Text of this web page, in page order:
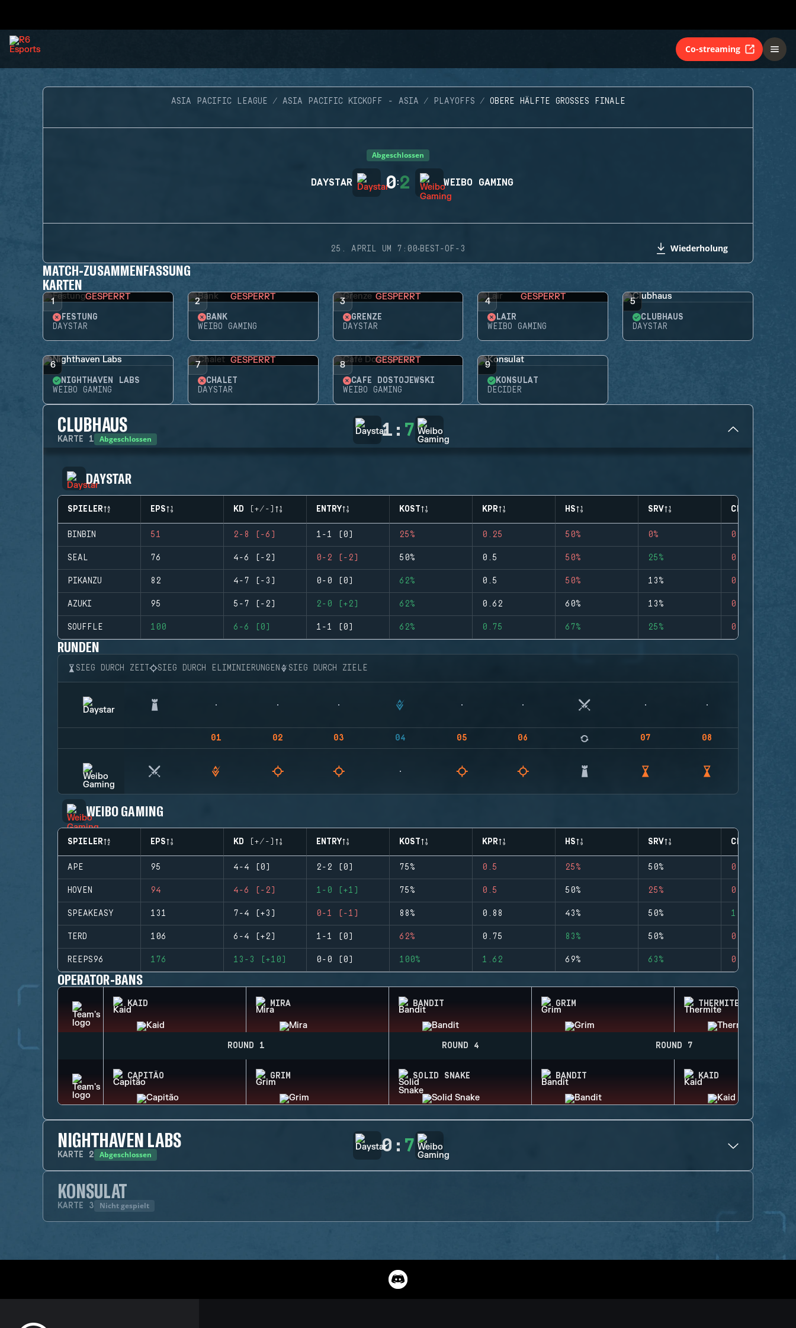
Co-streaming
ASIA PACIFIC LEAGUE ASIA PACIFIC KICKOFF - ASIA PLAYOFFS OBERE HÄLFTE GROSSES FINALE
Abgeschlossen
DAYSTAR 0:2 WEIBO GAMING
25. APRIL UM 7:00·BEST-OF-3 Wiederholung
MATCH-ZUSAMMENFASSUNG
KARTEN
1 GESPERRT
FESTUNG
DAYSTAR
2 GESPERRT
BANK
WEIBO GAMING
3 GESPERRT
GRENZE
DAYSTAR
4 GESPERRT
LAIR
WEIBO GAMING
5
CLUBHAUS
DAYSTAR
6
NIGHTHAVEN LABS
WEIBO GAMING
7 GESPERRT
CHALET
DAYSTAR
8 GESPERRT
CAFÉ DOSTOJEWSKI
WEIBO GAMING
9
KONSULAT
DECIDER
CLUBHAUS
KARTE 1 Abgeschlossen 1 : 7
DAYSTAR
SPIELER EPS KD (+/-) ENTRY KOST KPR HS SRV CLUTCHES
BINBIN 51 2-8 (-6) 1-1 (0) 25% 0.25 50% 0% 0
SEAL 76 4-6 (-2) 0-2 (-2) 50% 0.5 50% 25% 0
PIKANZU 82 4-7 (-3) 0-0 (0) 62% 0.5 50% 13% 0
AZUKI 95 5-7 (-2) 2-0 (+2) 62% 0.62 60% 13% 0
SOUFFLE 100 6-6 (0) 1-1 (0) 62% 0.75 67% 25% 0
RUNDEN
SIEG DURCH ZEIT SIEG DURCH ELIMINIERUNGEN SIEG DURCH ZIELE
01 02 03 04 05 06 07 08
WEIBO GAMING
SPIELER EPS KD (+/-) ENTRY KOST KPR HS SRV CLUTCHES
APE 95 4-4 (0) 2-2 (0) 75% 0.5 25% 50% 0
HOVEN 94 4-6 (-2) 1-0 (+1) 75% 0.5 50% 25% 0
SPEAKEASY 131 7-4 (+3) 0-1 (-1) 88% 0.88 43% 50% 1
TERD 106 6-4 (+2) 1-1 (0) 62% 0.75 83% 50% 0
REEPS96 176 13-3 (+10) 0-0 (0) 100% 1.62 69% 63% 0
OPERATOR-BANS
KAID MIRA BANDIT GRIM THERMITE
ROUND 1 ROUND 4 ROUND 7
CAPITÃO GRIM SOLID SNAKE BANDIT KAID
NIGHTHAVEN LABS
KARTE 2 Abgeschlossen 0 : 7
KONSULAT
KARTE 3 Nicht gespielt